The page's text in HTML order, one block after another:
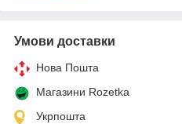
Умови доставки
Нова Пошта
Магазини Rozetka
Укрпошта